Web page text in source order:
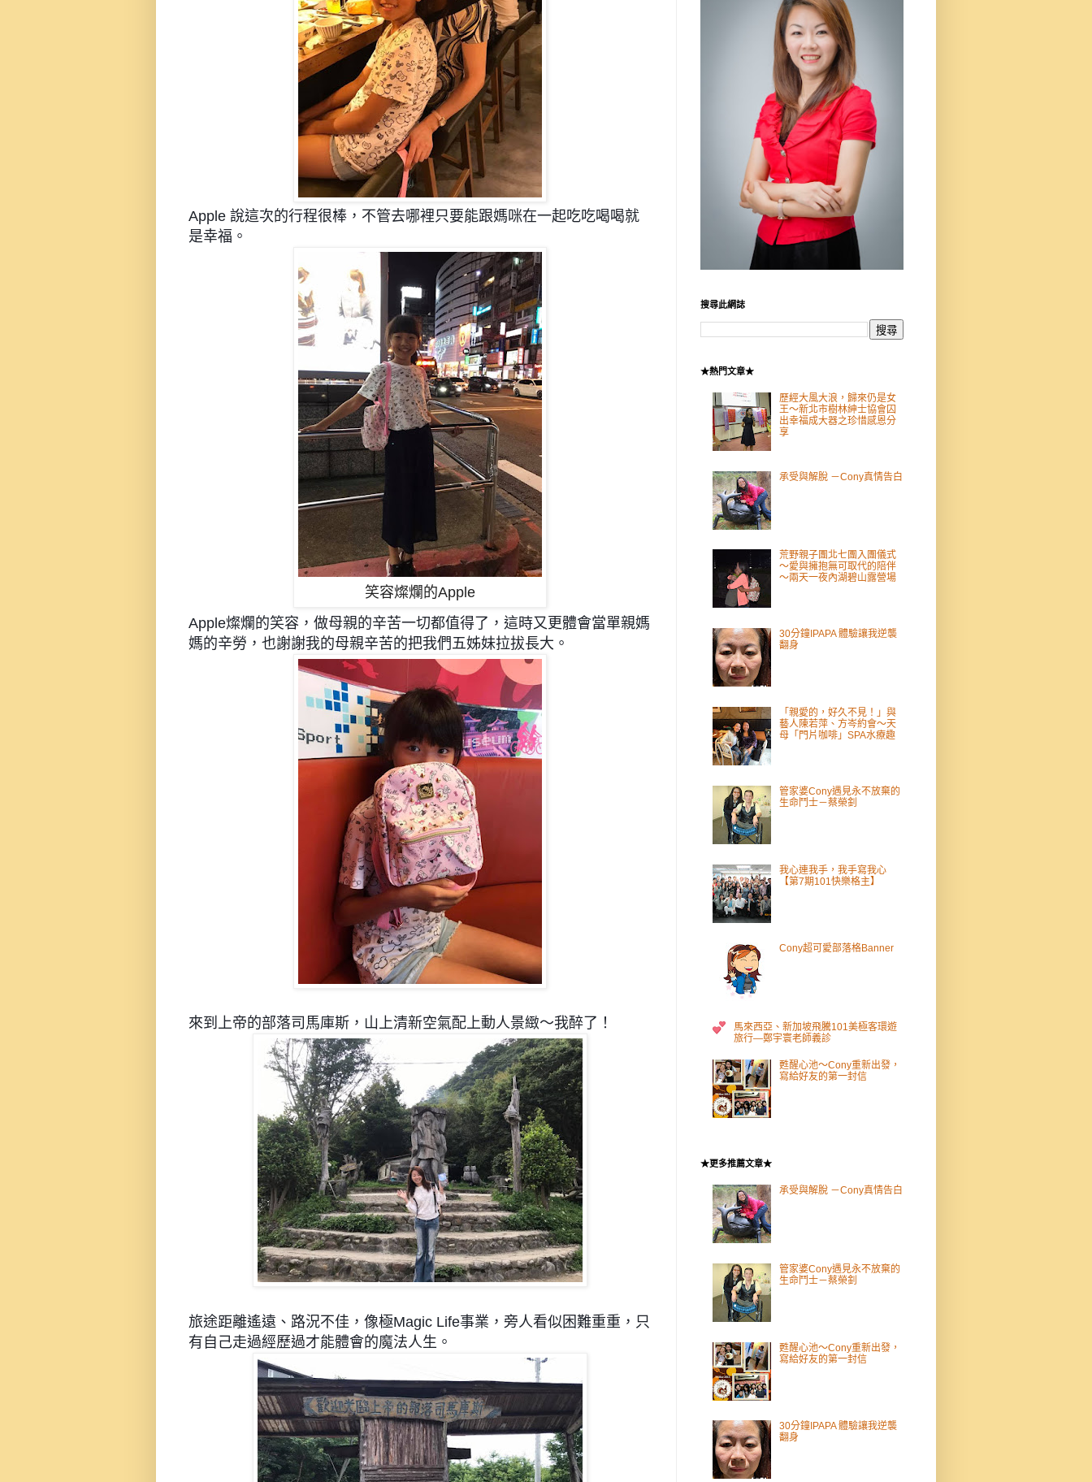
Apple 說這次的行程很棒，不管去哪裡只要能跟媽咪在一起吃吃喝喝就
是幸福。
笑容燦爛的Apple
Apple燦爛的笑容，做母親的辛苦一切都值得了，這時又更體會當單親媽
媽的辛勞，也謝謝我的母親辛苦的把我們五姊妹拉拔長大。
來到上帝的部落司馬庫斯，山上清新空氣配上動人景緻～我醉了！
旅途距離遙遠、路況不佳， 像極Magic Life事業，旁人看似困難重重，只
有自己走過經歷過才能體會的魔法人生。
搜尋此網誌
★熱門文章★
歷經大風大浪，歸來仍是女
王～新北市樹林紳士協會囚
出幸福成大器之珍惜感恩分
享
承受與解脫 －Cony真情告白
荒野親子團北七團入團儀式
～愛與擁抱無可取代的陪伴
～兩天一夜內湖碧山露營場
30分鐘IPAPA 體驗讓我逆襲
翻身
「親愛的，好久不見！」與
藝人陳若萍、方岑約會～天
母「門片咖啡」SPA水療趣
管家婆Cony遇見永不放棄的
生命鬥士－蔡榮釗
我心連我手，我手寫我心
【第7期101快樂格主】
Cony超可愛部落格Banner
馬來西亞、新加坡飛騰101美極客環遊
旅行—鄭宇寰老師義診
甦醒心池～Cony重新出發，
寫給好友的第一封信
★更多推薦文章★
承受與解脫 －Cony真情告白
管家婆Cony遇見永不放棄的
生命鬥士－蔡榮釗
甦醒心池～Cony重新出發，
寫給好友的第一封信
30分鐘IPAPA 體驗讓我逆襲
翻身